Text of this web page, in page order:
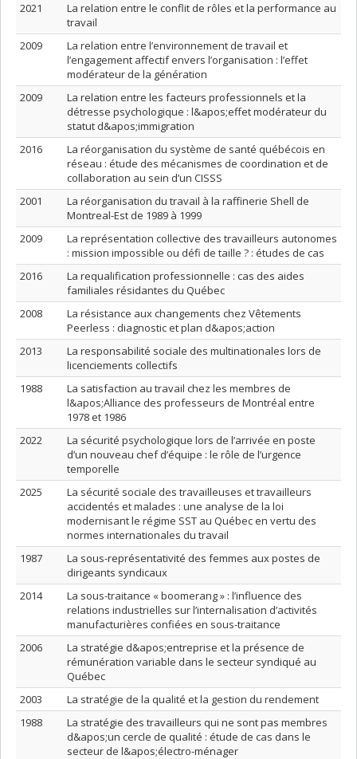
2021
La relation entre le conflit de rôles et la performance au
travail
2009
La relation entre l’environnement de travail et
l’engagement affectif envers l’organisation : l’effet
modérateur de la génération
2009
La relation entre les facteurs professionnels et la
détresse psychologique : l&apos;effet modérateur du
statut d&apos;immigration
2016
La réorganisation du système de santé québécois en
réseau : étude des mécanismes de coordination et de
collaboration au sein d’un CISSS
2001
La réorganisation du travail à la raffinerie Shell de
Montreal-Est de 1989 à 1999
2009
La représentation collective des travailleurs autonomes
: mission impossible ou défi de taille ? : études de cas
2016
La requalification professionnelle : cas des aides
familiales résidantes du Québec
2008
La résistance aux changements chez Vêtements
Peerless : diagnostic et plan d&apos;action
2013
La responsabilité sociale des multinationales lors de
licenciements collectifs
1988
La satisfaction au travail chez les membres de
l&apos;Alliance des professeurs de Montréal entre
1978 et 1986
2022
La sécurité psychologique lors de l’arrivée en poste
d’un nouveau chef d’équipe : le rôle de l’urgence
temporelle
2025
La sécurité sociale des travailleuses et travailleurs
accidentés et malades : une analyse de la loi
modernisant le régime SST au Québec en vertu des
normes internationales du travail
1987
La sous-représentativité des femmes aux postes de
dirigeants syndicaux
2014
La sous-traitance « boomerang » : l’influence des
relations industrielles sur l’internalisation d’activités
manufacturières confiées en sous-traitance
2006
La stratégie d&apos;entreprise et la présence de
rémunération variable dans le secteur syndiqué au
Québec
2003
La stratégie de la qualité et la gestion du rendement
1988
La stratégie des travailleurs qui ne sont pas membres
d&apos;un cercle de qualité : étude de cas dans le
secteur de l&apos;électro-ménager